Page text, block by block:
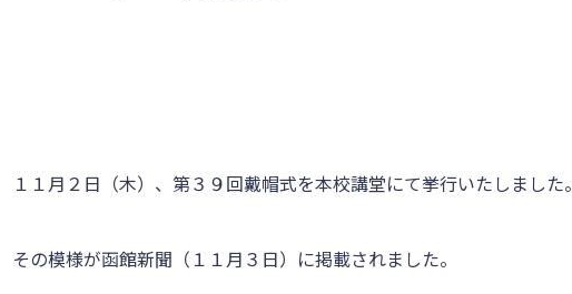
１１月２日（木）、第３９回戴帽式を本校講堂にて挙行いたしました。
その模様が函館新聞（１１月３日）に掲載されました。